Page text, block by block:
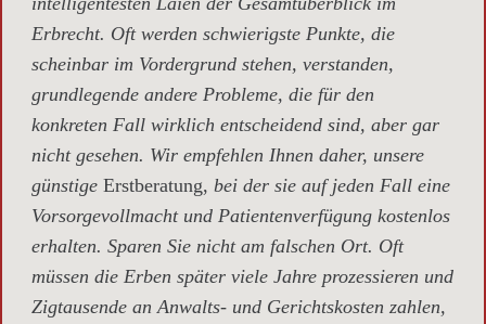
Erbrecht. Oft werden schwierigste Punkte, die
scheinbar im Vordergrund stehen, verstanden,
grundlegende andere Probleme, die für den
konkreten Fall wirklich entscheidend sind, aber gar
nicht gesehen. Wir empfehlen Ihnen daher, unsere
günstige Erstberatung, bei der sie auf jeden Fall eine
Vorsorgevollmacht und Patientenverfügung kostenlos
erhalten. Sparen Sie nicht am falschen Ort. Oft
müssen die Erben später viele Jahre prozessieren und
Zigtausende an Anwalts- und Gerichtskosten zahlen,